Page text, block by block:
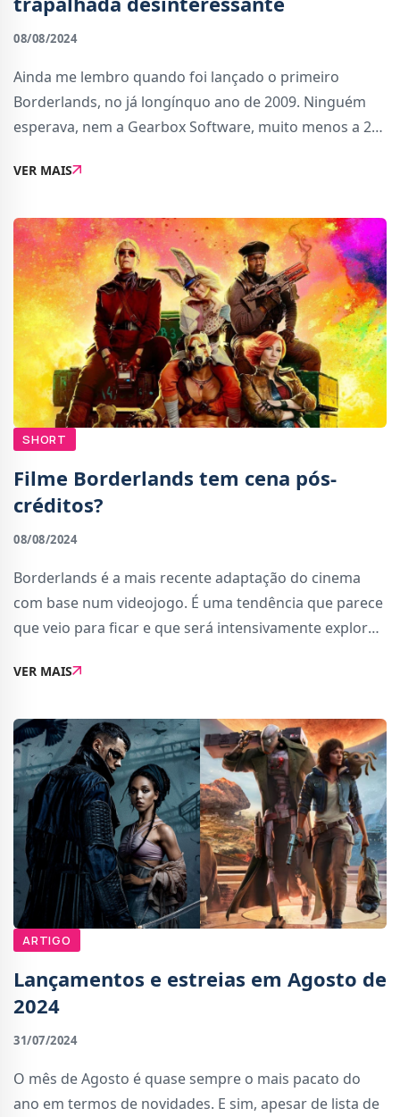
08/08/2024
Ainda me lembro quando foi lançado o primeiro
Borderlands, no já longínquo ano de 2009. Ninguém
esperava, nem a Gearbox Software, muito menos a 2K
verdade é que acabou por vender mais de 5 milhõe
VER MAIS
SHORT
Filme Borderlands tem cena pós-
créditos?
08/08/2024
Borderlands é a mais recente adaptação do cinema
com base num videojogo. É uma tendência que parece
que veio para ficar e que será intensivamente explorar
mercado dos filmes de super-heróis ficou sa
VER MAIS
ARTIGO
Lançamentos e estreias em Agosto de
2024
31/07/2024
O mês de Agosto é quase sempre o mais pacato do
ano em termos de novidades. E sim, apesar de lista de